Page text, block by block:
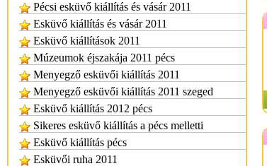
Pécsi esküvő kiállítás és vásár 2011
Esküvő kiállítás és vásár 2011
Esküvő kiállítások 2011
Múzeumok éjszakája 2011 pécs
Menyegző esküvői kiállítás 2011
Menyegző esküvői kiállítás 2011 szeged
Esküvő kiállítás 2012 pécs
Sikeres esküvő kiállítás a pécs melletti
Esküvő kiállítás pécs
Esküvői ruha 2011